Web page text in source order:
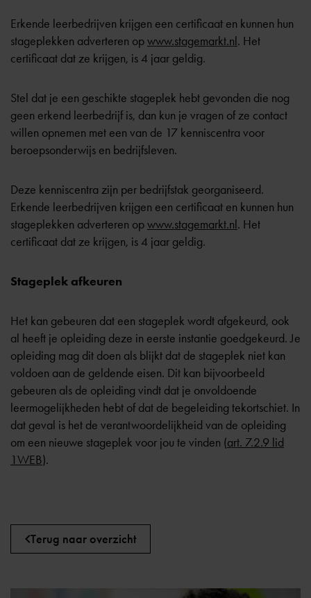
Erkende leerbedrijven krijgen een certificaat en kunnen hun
stageplekken adverteren opwww.stagemarkt.nl. Het
certificaat dat ze krijgen, is 4 jaar geldig.
Stel dat je een geschikte stageplek hebt gevonden die nog
geen erkend leerbedrijf is, dan kun je vragen of ze contact
willen opnemen met een van de 17 kenniscentra voor
beroepsonderwijs en bedrijfsleven.
Deze kenniscentra zijn per bedrijfstak georganiseerd.
Erkende leerbedrijven krijgen een certificaat en kunnen hun
stageplekken adverteren opwww.stagemarkt.nl. Het
certificaat dat ze krijgen, is 4 jaar geldig.
Stageplek afkeuren
Het kan gebeuren dat een stageplek wordt afgekeurd, ook
al heeft je opleiding deze in eerste instantie goedgekeurd. Je
opleiding mag dit doen als blijkt dat de stageplek niet kan
voldoen aan de geldende eisen. Dit kan bijvoorbeeld
gebeuren als de opleiding vindt dat je onvoldoende
leermogelijkheden hebt of dat de begeleiding tekortschiet. In
dat geval is het de verantwoordelijkheid van de opleiding
om een nieuwe stageplek voor jou te vinden (art. 7.2.9 lid
1WEB).
Terug naar overzicht